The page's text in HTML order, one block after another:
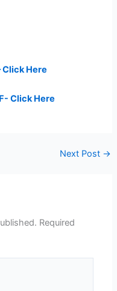
Click Here
Click Here
Next Post →
Required